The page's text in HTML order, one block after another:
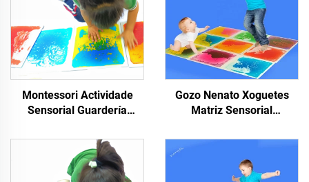
Montessori Actividade
Sensorial Guardería
Xoguetes Sen Tóxicos
Matriz Sensorial Líquida
Gozo Nenato Xoguetes
Matriz Sensorial
Líquido Suelo Sensorial
Líquido Pezas